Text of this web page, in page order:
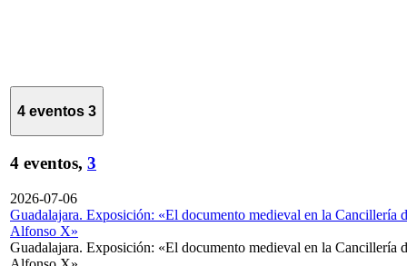
4 eventos 3
4 eventos, 3
2026-07-06
Guadalajara. Exposición: «El documento medieval en la Cancillería
Alfonso X»
Guadalajara. Exposición: «El documento medieval en la Cancillería